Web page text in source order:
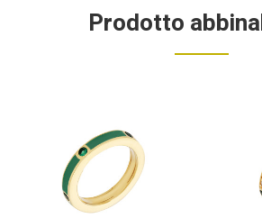
Prodotto